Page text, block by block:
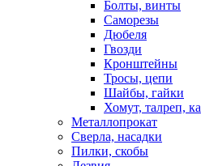
Болты, винты
Саморезы
Дюбеля
Гвозди
Кронштейны
Тросы, цепи
Шайбы, гайки
Хомут, талреп,
Металлопрокат
Сверла, насадки
Пилки, скобы